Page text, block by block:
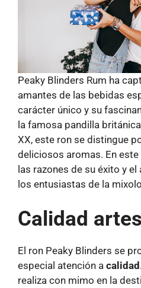
Peaky Blinders Rum ha
amantes de las bebidas
carácter único y su
la famosa pandilla
XX, este ron se distingue
deliciosos aromas. En
las razones de su éxito y
los entusiastas de la
Calidad
El ron Peaky Blinders se
especial atención a calidad
realiza con mimo en la